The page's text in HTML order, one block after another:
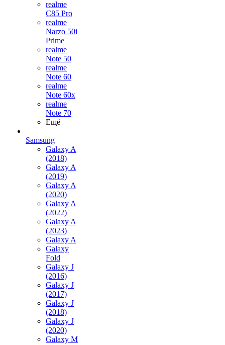
realme
C85 Pro
realme
Narzo 50i
Prime
realme
Note 50
realme
Note 60
realme
Note 60x
realme
Note 70
Ещё
Samsung
Galaxy A
(2018)
Galaxy A
(2019)
Galaxy A
(2020)
Galaxy A
(2022)
Galaxy A
(2023)
Galaxy A
Galaxy
Fold
Galaxy J
(2016)
Galaxy J
(2017)
Galaxy J
(2018)
Galaxy J
(2020)
Galaxy M